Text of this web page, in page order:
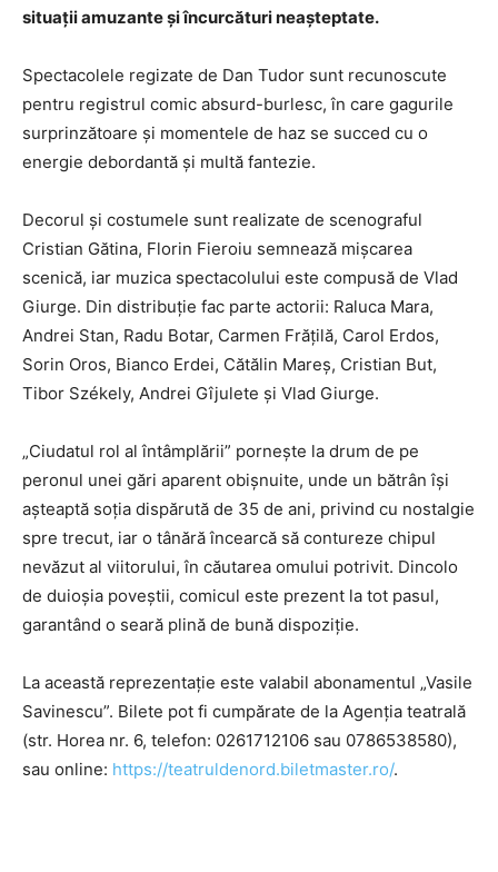
situații amuzante și încurcături neașteptate.
Spectacolele regizate de Dan Tudor sunt recunoscute
pentru registrul comic absurd-burlesc, în care gagurile
surprinzătoare și momentele de haz se succed cu o
energie debordantă și multă fantezie.
Decorul și costumele sunt realizate de scenograful
Cristian Gătina, Florin Fieroiu semnează mișcarea
scenică, iar muzica spectacolului este compusă de Vlad
Giurge. Din distribuție fac parte actorii: Raluca Mara,
Andrei Stan, Radu Botar, Carmen Frățilă, Carol Erdos,
Sorin Oros, Bianco Erdei, Cătălin Mareș, Cristian But,
Tibor Székely, Andrei Gîjulete și Vlad Giurge.
„Ciudatul rol al întâmplării” pornește la drum de pe
peronul unei gări aparent obișnuite, unde un bătrân își
așteaptă soția dispărută de 35 de ani, privind cu nostalgie
spre trecut, iar o tânără încearcă să contureze chipul
nevăzut al viitorului, în căutarea omului potrivit. Dincolo
de duioșia poveștii, comicul este prezent la tot pasul,
garantând o seară plină de bună dispoziție.
La această reprezentație este valabil abonamentul „Vasile
Savinescu”. Bilete pot fi cumpărate de la Agenția teatrală
(str. Horea nr. 6, telefon: 0261712106 sau 0786538580),
sau online: https://teatruldenord.biletmaster.ro/.